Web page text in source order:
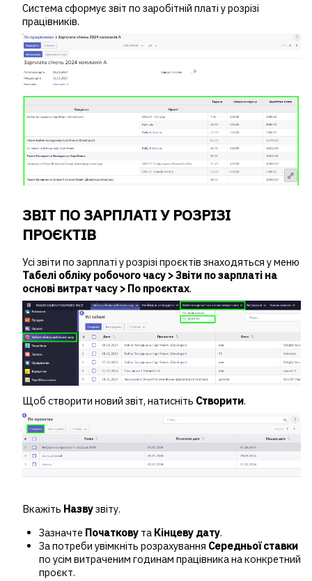
Система сформує звіт по заробітній платі у розрізі
працівників.
ЗВІТ ПО ЗАРПЛАТІ У РОЗРІЗІ
ПРОЄКТІВ
Усі звіти по зарплаті у розрізі проєктів знаходяться у меню
Табелі обліку робочого часу > Звіти по зарплаті на
основі витрат часу > По проєктах.
Щоб створити новий звіт, натисніть Створити.
Вкажіть Назвузвіту.
Зазначте Початкову та Кінцеву дату.
За потреби увімкніть розрахування Середньої ставки
по усім витраченим годинам працівника на конкретний
проєкт.